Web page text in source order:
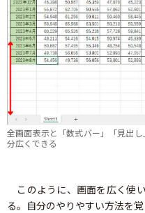
全画面表示と「数式バー」「見出
分広くできる
このように、画面を広く使
る。自分のやりやすい方法を覚